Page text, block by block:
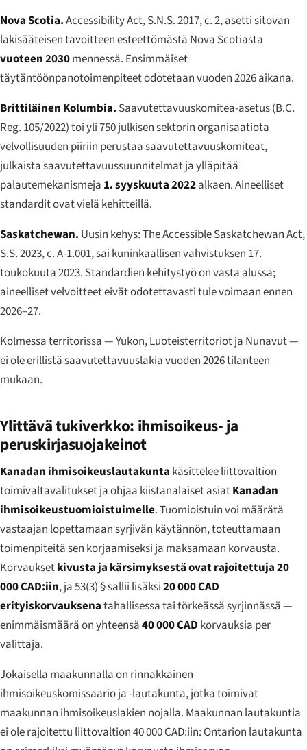
Nova Scotia.Accessibility Act, S.N.S. 2017, c. 2, asetti sitovan
lakisääteisen tavoitteen esteettömästä Nova Scotiasta
vuoteen 2030mennessä. Ensimmäiset
täytäntöönpanotoimenpiteet odotetaan vuoden 2026 aikana.
Brittiläinen Kolumbia. Saavutettavuuskomitea-asetus (B.C.
Reg. 105/2022) toi yli 750 julkisen sektorin organisaatiota
velvollisuuden piiriin perustaa saavutettavuuskomiteat,
julkaista saavutettavuussuunnitelmat ja ylläpitää
palautemekanismeja 1. syyskuuta 2022alkaen. Aineelliset
standardit ovat vielä kehitteillä.
Saskatchewan. Uusin kehys:The Accessible Saskatchewan Act,
S.S. 2023, c. A-1.001, sai kuninkaallisen vahvistuksen 17.
toukokuuta 2023. Standardien kehitystyö on vasta alussa;
aineelliset velvoitteet eivät odotettavasti tule voimaan ennen
2026–27.
Kolmessa territorissa — Yukon, Luoteisterritoriot ja Nunavut —
ei ole erillistä saavutettavuuslakia vuoden 2026 tilanteen
mukaan.
Ylittävä tukiverkko: ihmisoikeus- ja
peruskirjasuojakeinot
Kanadan ihmisoikeuslautakunta käsittelee liittovaltion
toimivaltavalitukset ja ohjaa kiistanalaiset asiatKanadan
ihmisoikeustuomioistuimelle. Tuomioistuin voi määrätä
vastaajan lopettamaan syrjivän käytännön, toteuttamaan
toimenpiteitä sen korjaamiseksi ja maksamaan korvausta.
Korvauksetkivusta ja kärsimyksestä ovat rajoitettuja 20
000 CAD:iin, ja 53(3) § sallii lisäksi20 000 CAD
erityiskorvauksenatahallisessa tai törkeässä syrjinnässä —
enimmäismäärä on yhteensä40 000 CAD korvauksia per
valittaja.
Jokaisella maakunnalla on rinnakkainen
ihmisoikeuskomissaario ja -lautakunta, jotka toimivat
maakunnan ihmisoikeuslakien nojalla. Maakunnan lautakuntia
ei ole rajoitettu liittovaltion 40 000 CAD:iin: Ontarion lautakunta